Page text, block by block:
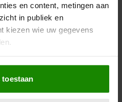
en content, metingen aan
in publiek en
kiezen wie uw gegevens
ook graag:
uw geografische locatie,
kan zijn
toestaan
lezen
kopen